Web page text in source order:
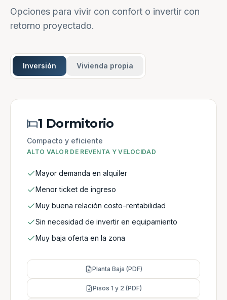
Opciones para vivir con confort o invertir con
retorno proyectado.
Inversión Vivienda propia
1 Dormitorio
Compacto y eficiente
ALTO VALOR DE REVENTA Y VELOCIDAD
Mayor demanda en alquiler
Menor ticket de ingreso
Muy buena relación costo–rentabilidad
Sin necesidad de invertir en equipamiento
Muy baja oferta en la zona
Planta Baja (PDF)
Pisos 1 y 2 (PDF)